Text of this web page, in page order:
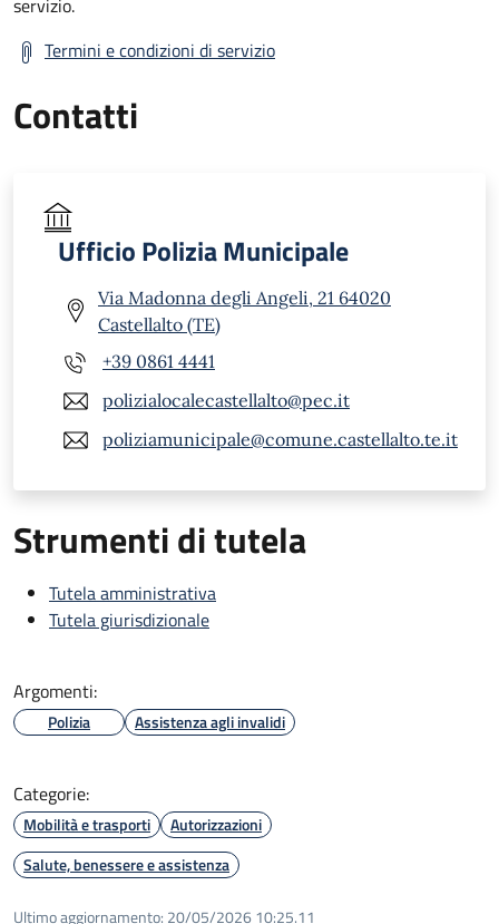
Termini e condizioni di servizio
Contatti
Ufficio Polizia Municipale
Via Madonna degli Angeli, 21 64020
Castellalto (TE)
+39 0861 4441
polizialocalecastellalto@pec.it
poliziamunicipale@comune.castellalto.te.it
Strumenti di tutela
Tutela amministrativa
Tutela giurisdizionale
Argomenti:
Polizia Assistenza agli invalidi
Categorie:
Mobilità e trasporti
Autorizzazioni
Salute, benessere e assistenza
Ultimo aggiornamento: 20/05/2026 10:25.11